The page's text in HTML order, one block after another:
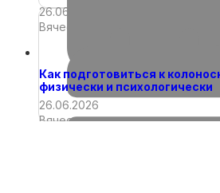
26.06.2026
Вячеслав
26.06.2026
Вячеслав
Как подготовиться к
физически и психологически